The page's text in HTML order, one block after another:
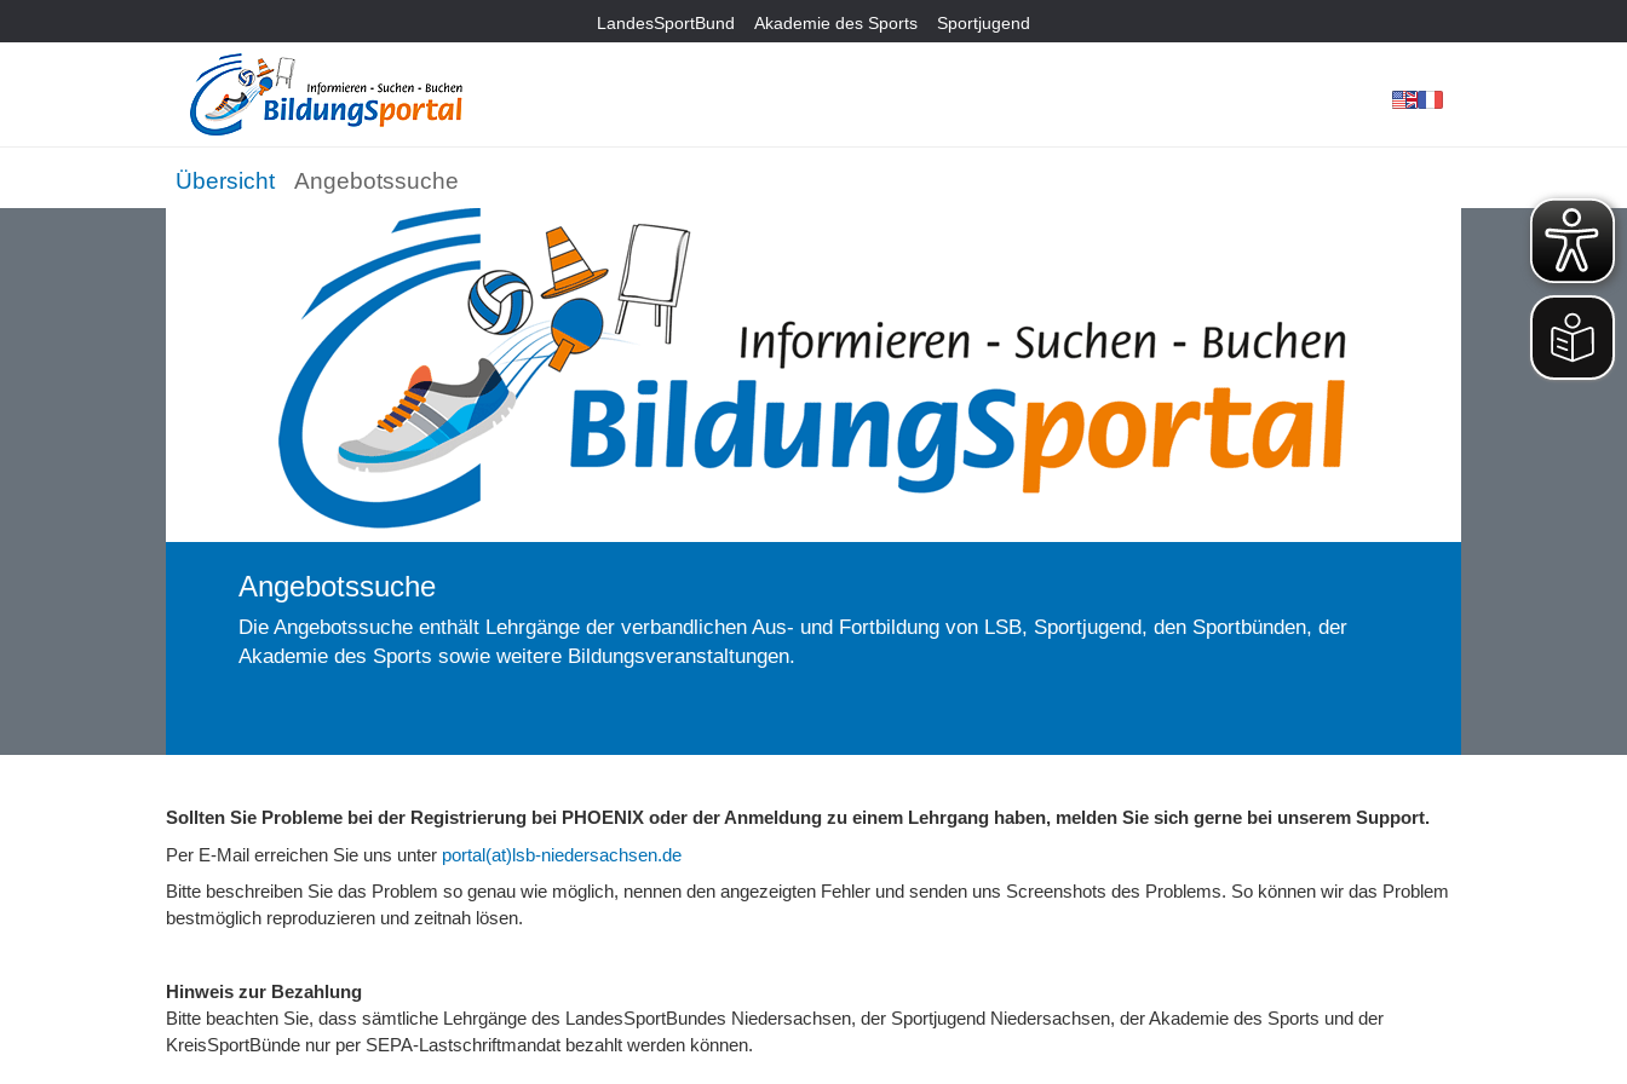
LandesSportBund Akademie des Sports Sportjugend
Angebotssuche
Die Angebotssuche enthält Lehrgänge der verbandlichen Aus- und Fortbildung von LSB, Sportjugend, den Sportbünden, der
Akademie des Sports sowie weitere Bildungsveranstaltungen.
Sollten Sie Probleme bei der Registrierung bei PHOENIX oder der Anmeldung zu einem Lehrgang haben, melden Sie sich gerne bei unserem Support.
Per E-Mail erreichen Sie uns unter portal(at)lsb-niedersachsen.de
Bitte beschreiben Sie das Problem so genau wie möglich, nennen den angezeigten Fehler und senden uns Screenshots des Problems. So können wir das Problem
bestmöglich reproduzieren und zeitnah lösen.
Hinweis zur Bezahlung
Bitte beachten Sie, dass sämtliche Lehrgänge des LandesSportBundes Niedersachsen, der Sportjugend Niedersachsen, der Akademie des Sports und der
KreisSportBünde nur per SEPA-Lastschriftmandat bezahlt werden können.
Übersicht Angebotssuche